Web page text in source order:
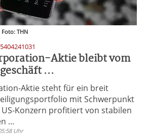
THN
Aktie bleibt vom
...
Aktie steht für ein breit
mit Schwerpunkt
Konzern profitiert von stabilen
...
Uhr